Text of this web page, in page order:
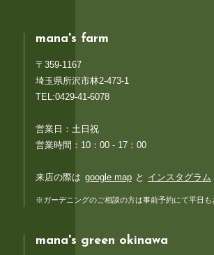
mana's farm
〒359-1167
埼玉県所沢市林2-473-1
TEL:0429-41-6078
営業日：土日祝
営業時間：10：00 - 17：00
来店の際は google map と インスタグラム
※ガーデニングのご相談の方は事前予約にて平日も
mana's green okinawa